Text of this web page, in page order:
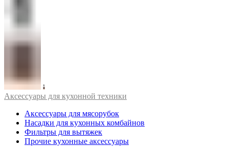
Аксессуары для кухонной техники
Аксессуары для мясорубок
Насадки для кухонных комбайнов
Фильтры для вытяжек
Прочие кухонные аксессуары